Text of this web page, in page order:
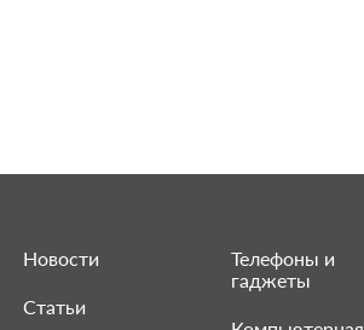
Новости
Статьи
Телефоны и
гаджеты